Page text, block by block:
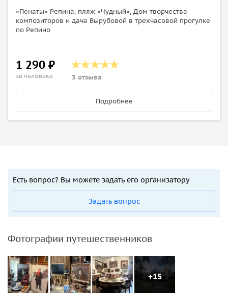
«Пенаты» Репина, пляж «Чудный», Дом творчества
композиторов и дача Вырубовой в трехчасовой прогулке
по Репино
1 290 ₽
за человека 3 отзыва
Подробнее
Есть вопрос? Вы можете задать его организатору
Задать вопрос
Фотографии путешественников
+15